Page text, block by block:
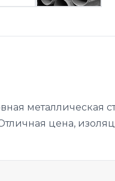
металлическая
цена,